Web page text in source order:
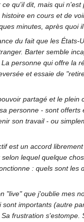
qu'il dit, mais qui
en cours et de
minutes, après quoi
du fait que les
Barter semble
personne qui offre la
et essaie de
partagé et le
personne - sont
son travail - ou
est un accord
lequel quelque
: quels sont
que j'oublie mes
importants (autre
frustration